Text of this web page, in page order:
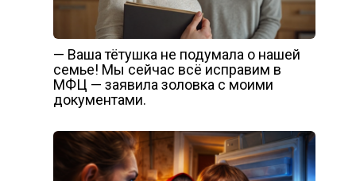
— Ваша тётушка не подумала о нашей
семье! Мы сейчас всё исправим в
МФЦ — заявила золовка с моими
документами.